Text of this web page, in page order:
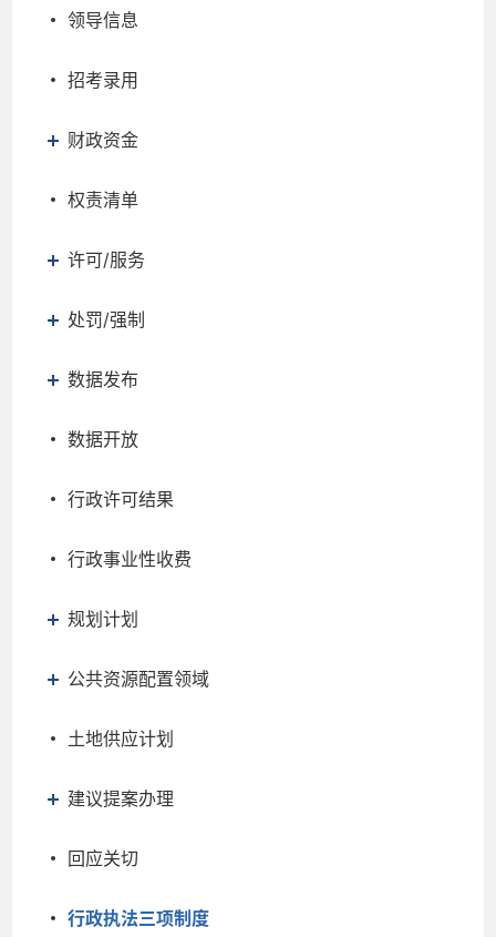
领导信息
招考录用
财政资金
权责清单
许可/服务
处罚/强制
数据发布
数据开放
行政许可结果
行政事业性收费
规划计划
公共资源配置领域
土地供应计划
建议提案办理
回应关切
行政执法三项制度